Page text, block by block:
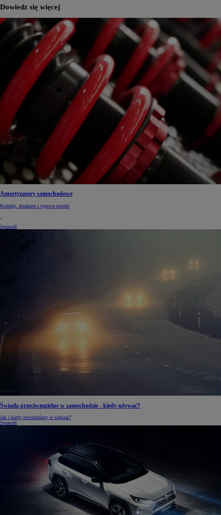
Dowiedz się więcej
Amortyzatory samochodowe
Rodzaje, działanie i typowe usterki
Sprawdź
Światła przeciwmgielne w samochodzie - kiedy używać?
Jak i kiedy powinniśmy je włączać?
Sprawdź